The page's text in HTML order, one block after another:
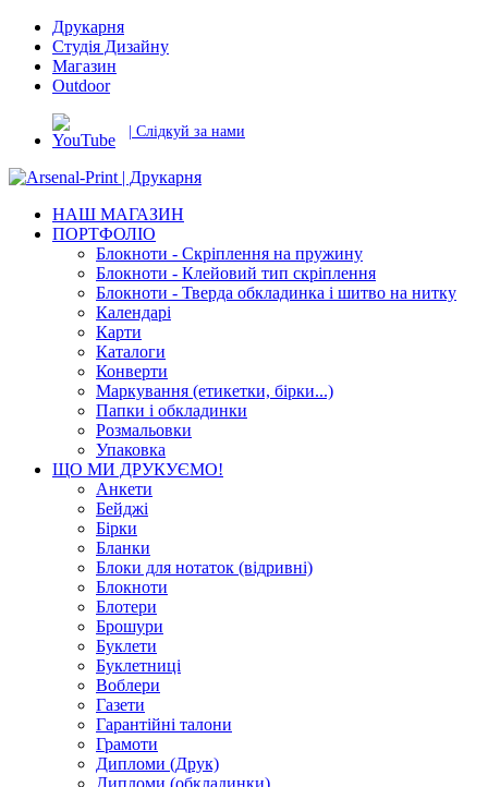
Друкарня
Студія Дизайну
Магазин
Outdoor
| Слідкуй за нами
НАШ МАГАЗИН
ПОРТФОЛІО
Блокноти - Скріплення на пружину
Блокноти - Клейовий тип скріплення
Блокноти - Тверда обкладинка і шитво на нитку
Календарі
Карти
Каталоги
Конверти
Маркування (етикетки, бірки...)
Папки і обкладинки
Розмальовки
Упаковка
ЩО МИ ДРУКУЄМО!
Анкети
Бейджі
Бірки
Бланки
Блоки для нотаток (відривні)
Блокноти
Блотери
Брошури
Буклети
Буклетниці
Воблери
Газети
Гарантійні талони
Грамоти
Дипломи (Друк)
Дипломи (обкладинки)